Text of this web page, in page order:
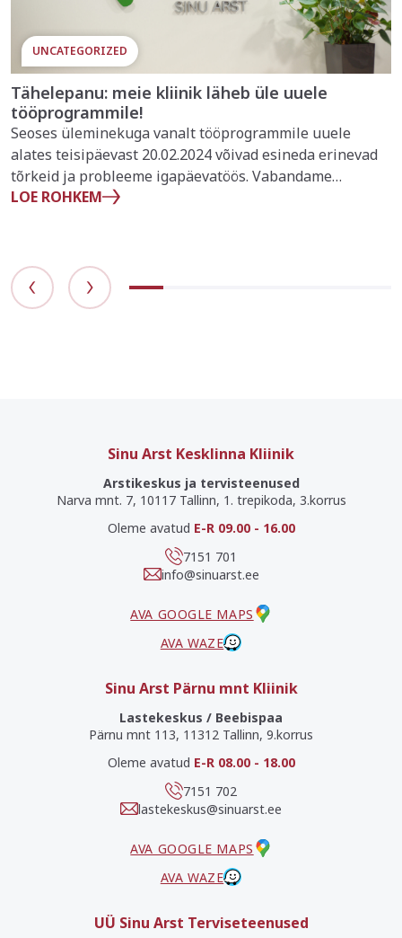
UNCATEGORIZED
Tähelepanu: meie kliinik läheb üle uuele
tööprogrammile!
Seoses üleminekuga vanalt tööprogrammile uuele
alates teisipäevast 20.02.2024 võivad esineda erinevad
tõrkeid ja probleeme igapäevatöös. Vabandame
ebamugavuste pärast! Probleemide korral palun
LOE ROHKEM
Sinu Arst Kesklinna Kliinik
Arstikeskus ja tervisteenused
Narva mnt. 7, 10117 Tallinn, 1. trepikoda, 3.korrus
Oleme avatud E-R 09.00 - 16.00
7151 701
info@sinuarst.ee
AVA GOOGLE MAPS
AVA WAZE
Sinu Arst Pärnu mnt Kliinik
Lastekeskus / Beebispaa
Pärnu mnt 113, 11312 Tallinn, 9.korrus
Oleme avatud E-R 08.00 - 18.00
7151 702
lastekeskus@sinuarst.ee
AVA GOOGLE MAPS
AVA WAZE
UÜ Sinu Arst Terviseteenused